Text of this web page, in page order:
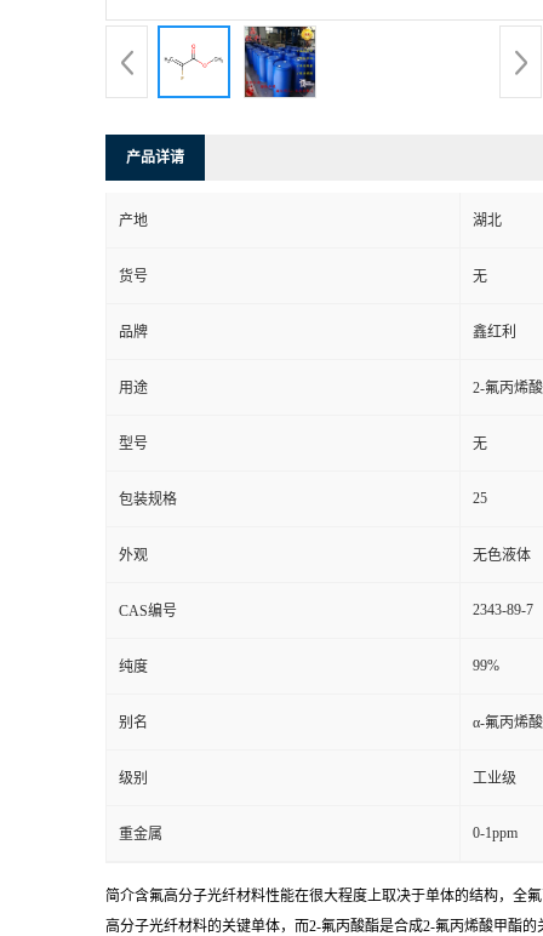
产品详请
产地 湖北
货号 无
品牌 鑫红利
用途 2-氟丙烯
型号 无
包装规格 25
外观 无色液体
CAS编号 2343-89-7
纯度 99%
别名 α-氟丙烯
级别 工业级
重金属 0-1ppm
简介含氟高分子光纤材料性能在很大程度上取决于单体的结构，全
高分子光纤材料的关键单体，而2-氟丙酸酯是合成2-氟丙烯酸甲酯